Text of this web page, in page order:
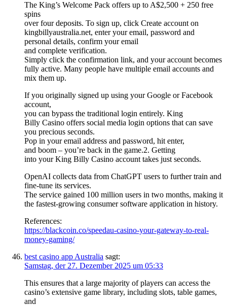
The King’s Welcome Pack offers up to A$2,500 + 250 free
spins
over four deposits. To sign up, click Create account on
kingbillyaustralia.net, enter your email, password and
personal details, confirm your email
and complete verification.
Simply click the confirmation link, and your account becomes
fully active. Many people have multiple email accounts and
mix them up.
If you originally signed up using your Google or Facebook
account,
you can bypass the traditional login entirely. King
Billy Casino offers social media login options that can save
you precious seconds.
Pop in your email address and password, hit enter,
and boom – you’re back in the game.2. Getting
into your King Billy Casino account takes just seconds.
OpenAI collects data from ChatGPT users to further train and
fine-tune its services.
The service gained 100 million users in two months, making it
the fastest-growing consumer software application in history.
References:
https://blackcoin.co/speedau-casino-your-gateway-to-real-
money-gaming/
best casino app Australia sagt:
Samstag, der 27. Dezember 2025 um 05:33
This ensures that a large majority of players can access the
casino’s extensive game library, including slots, table games,
and